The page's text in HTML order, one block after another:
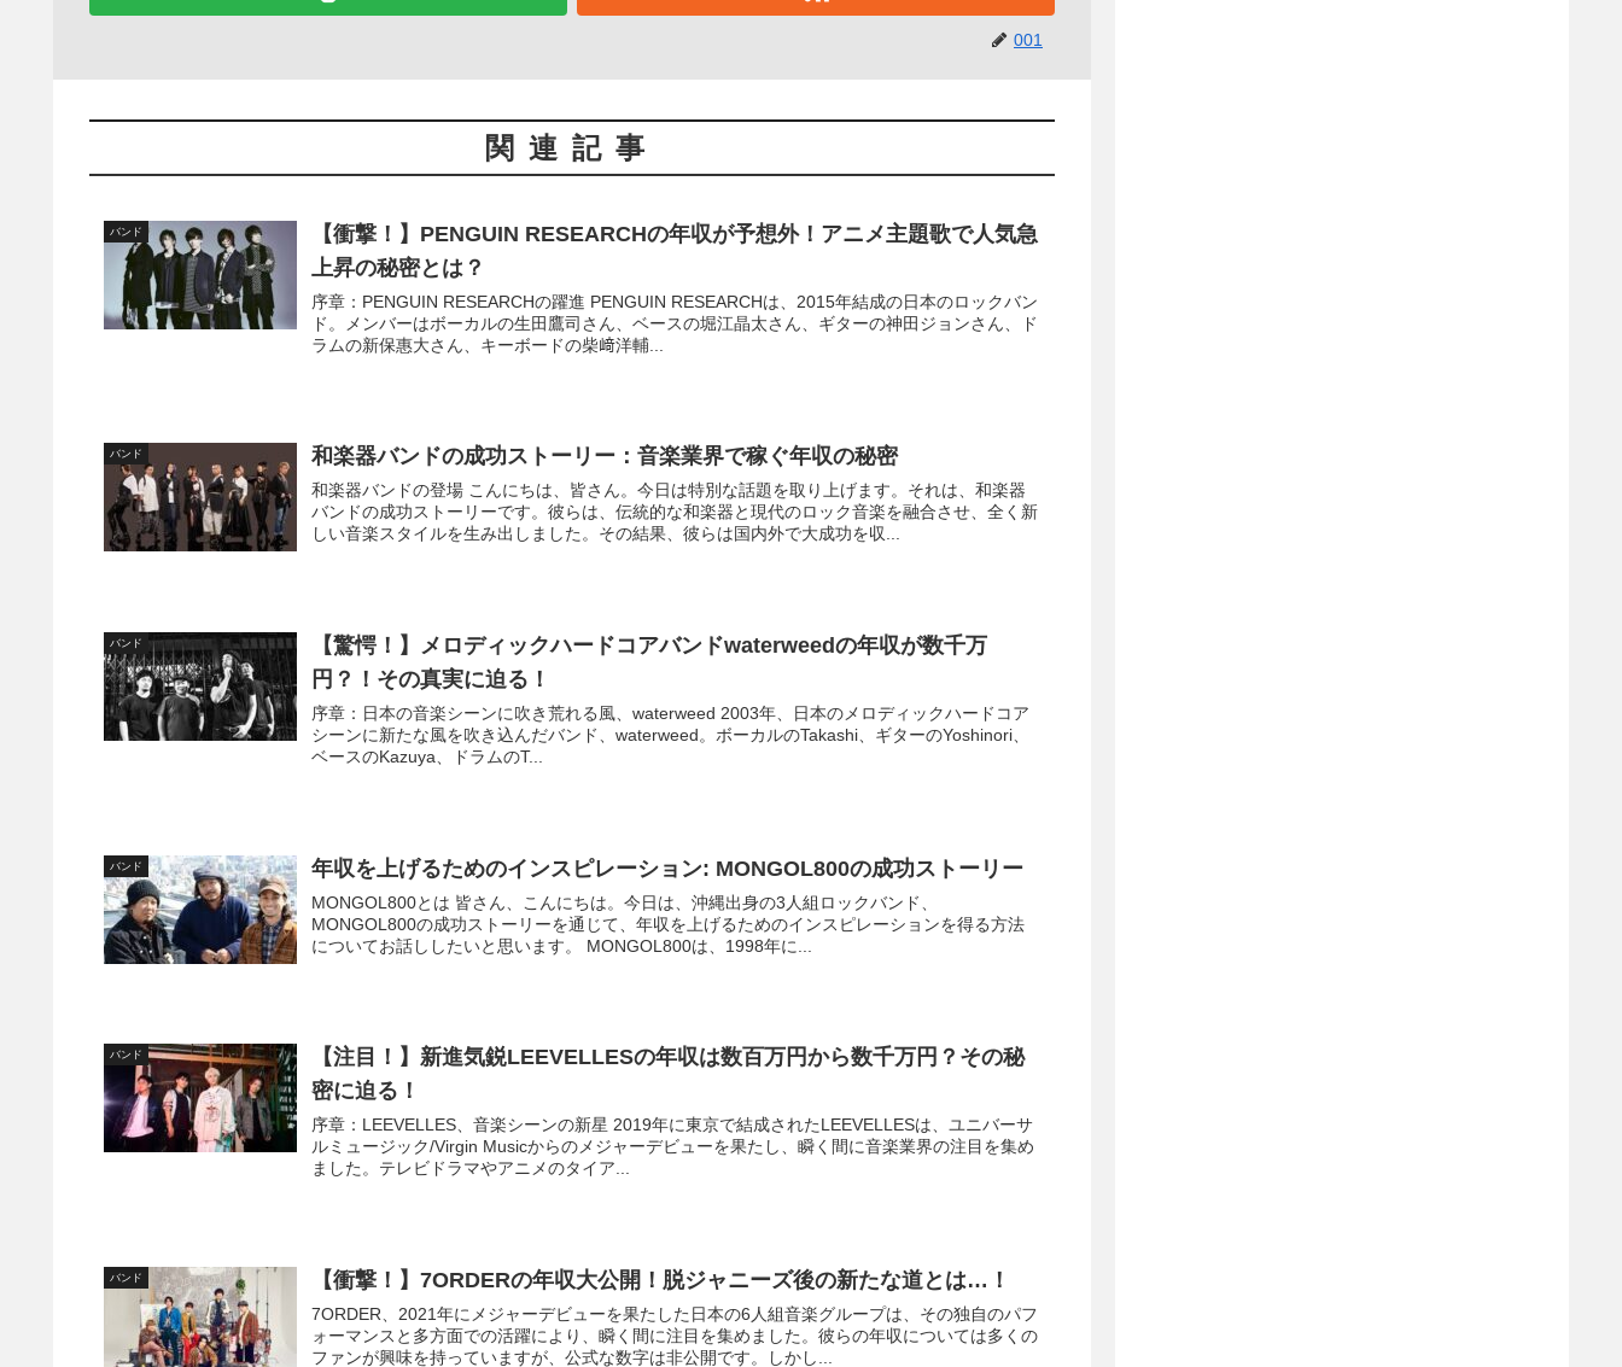
001
関連記事
バンド
【衝撃！】PENGUIN RESEARCHの年収が予想外！アニメ主題歌で人気急
上昇の秘密とは？
序章：PENGUIN RESEARCHの躍進 PENGUIN RESEARCHは、2015年結成の日本のロックバン
ド。メンバーはボーカルの生田鷹司さん、ベースの堀江晶太さん、ギターの神田ジョンさん、ド
ラムの新保惠大さん、キーボードの柴﨑洋輔...
バンド 和楽器バンドの成功ストーリー：音楽業界で稼ぐ年収の秘密
和楽器バンドの登場 こんにちは、皆さん。今日は特別な話題を取り上げます。それは、和楽器
バンドの成功ストーリーです。彼らは、伝統的な和楽器と現代のロック音楽を融合させ、全く新
しい音楽スタイルを生み出しました。その結果、彼らは国内外で大成功を収...
バンド
【驚愕！】メロディックハードコアバンドwaterweedの年収が数千万
円？！その真実に迫る！
序章：日本の音楽シーンに吹き荒れる風、waterweed 2003年、日本のメロディックハードコア
シーンに新たな風を吹き込んだバンド、waterweed。ボーカルのTakashi、ギターのYoshinori、
ベースのKazuya、ドラムのT...
バンド 年収を上げるためのインスピレーション: MONGOL800の成功ストーリー
MONGOL800とは 皆さん、こんにちは。今日は、沖縄出身の3人組ロックバンド、
MONGOL800の成功ストーリーを通じて、年収を上げるためのインスピレーションを得る方法
についてお話ししたいと思います。 MONGOL800は、1998年に...
バンド
【注目！】新進気鋭LEEVELLESの年収は数百万円から数千万円？その秘
密に迫る！
序章：LEEVELLES、音楽シーンの新星 2019年に東京で結成されたLEEVELLESは、ユニバーサ
ルミュージック/Virgin Musicからのメジャーデビューを果たし、瞬く間に音楽業界の注目を集め
ました。テレビドラマやアニメのタイア...
バンド 【衝撃！】7ORDERの年収大公開！脱ジャニーズ後の新たな道とは…！
7ORDER、2021年にメジャーデビューを果たした日本の6人組音楽グループは、その独自のパフ
ォーマンスと多方面での活躍により、瞬く間に注目を集めました。彼らの年収については多くの
ファンが興味を持っていますが、公式な数字は非公開です。しかし...